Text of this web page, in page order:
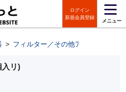
ログイン
新規会員登録
メニュー
> フィルター／その他アンテナパーツ
入リ)